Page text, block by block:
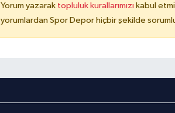
Yorum yazarak topluluk kurallarımızı kabul
yorumlardan Spor Depor hiçbir şekilde